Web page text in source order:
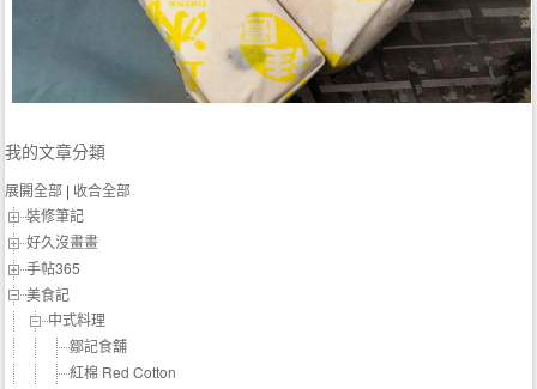
我的文章分類
展開全部 | 收合全部
裝修筆記
好久沒畫畫
手帖365
美食記
中式料理
鄒記食舖
紅棉 Red Cotton